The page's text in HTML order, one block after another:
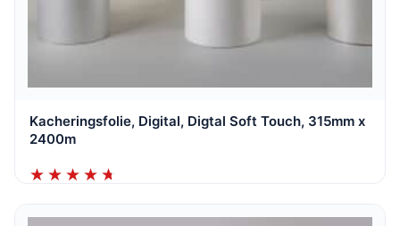
Kacheringsfolie, Digital, Digtal Soft Touch, 315mm x
2400m